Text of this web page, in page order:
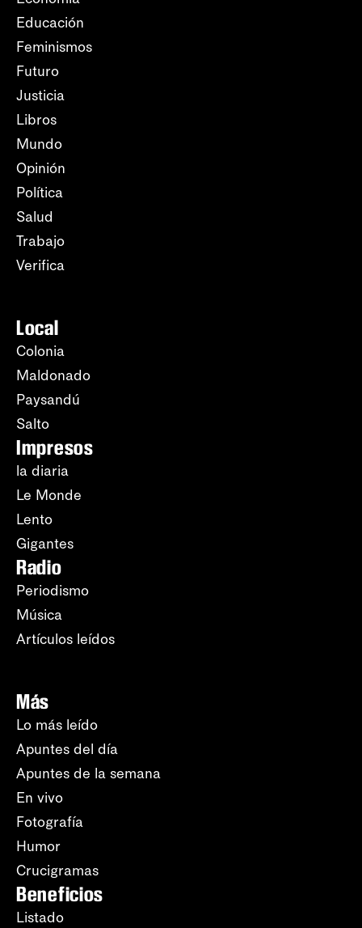
Educación
Feminismos
Futuro
Justicia
Libros
Mundo
Opinión
Política
Salud
Trabajo
Verifica
Local
Colonia
Maldonado
Paysandú
Salto
Impresos
la diaria
Le Monde
Lento
Gigantes
Radio
Periodismo
Música
Artículos leídos
Más
Lo más leído
Apuntes del día
Apuntes de la semana
En vivo
Fotografía
Humor
Crucigramas
Beneficios
Listado